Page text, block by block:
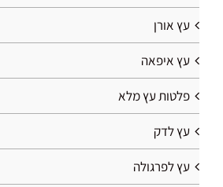
עץ אורן
עץ איפאה
פלטות עץ מלא
עץ לדק
עץ לפרגולה